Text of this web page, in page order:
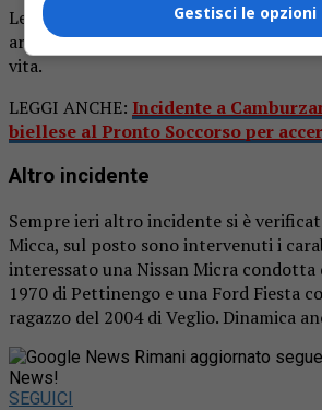
Le condizioni del sacerdote sono però
arrivato al pronto soccorso. Non è
vita.
LEGGI ANCHE: Incidente a
biellese al Pronto Soccorso per
Altro incidente
Sempre ieri altro incidente si è
Micca, sul posto sono intervenuti i
interessato una Nissan Micra condotta
1970 di Pettinengo e una Ford Fiesta
ragazzo del 2004 di Veglio. Dinamica
Rimani aggiornato
News!
SEGUICI
Gestisci le opzioni